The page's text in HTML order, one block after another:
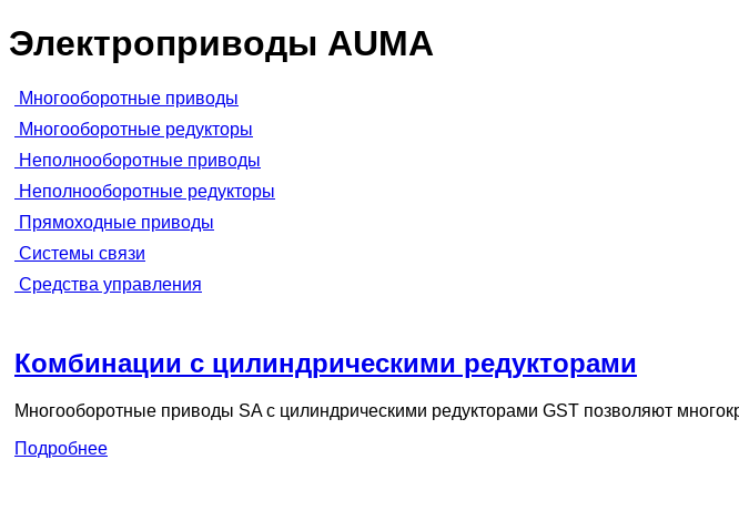
Электроприводы AUMA
Многооборотные приводы
Многооборотные редукторы
Неполнооборотные приводы
Неполнооборотные редукторы
Прямоходные приводы
Системы связи
Средства управления
Комбинации с цилиндрическими редукторами
Многооборотные приводы SA с цилиндрическими редукторами GST позволяют
Подробнее